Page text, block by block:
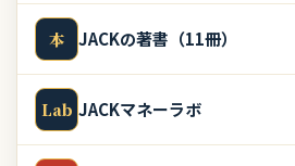
本 JACKの著書（11冊）
Lab JACKマネーラボ